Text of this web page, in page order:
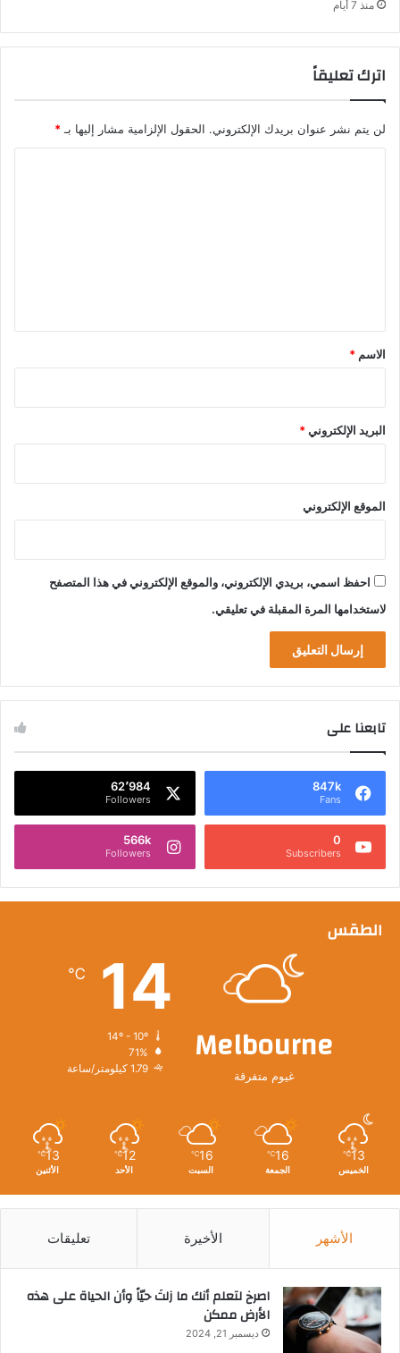
منذ 7 أيام
اترك تعليقاً
لن يتم نشر عنوان بريدك الإلكتروني. الحقول الإلزامية مشار إليها بـ *
*
الاسم *
البريد الإلكتروني*
الموقع الإلكتروني
احفظ اسمي، بريدي الإلكتروني، والموقع الإلكتروني في هذا المتصفح
لاستخدامها المرة المقبلة في تعليقي.
تابعنا على
847k
Fans
62٬984
Followers
0
Subscribers
566k
Followers
الطقس
Melbourne
غيوم متفرقة
14
℃
71%
1.79 كيلومتر/ساعة
13
℃
الخميس
16
℃
الجمعة
16
℃
السبت
12
℃
الأحد
13
℃
الأثنين
الأشهر الأخيرة تعليقات
‫اصرخ لتعلم أنك ما زلتَ حيّاً وأن الحياة على هذه
الأرض ممكن
ديسمبر 21, 2024